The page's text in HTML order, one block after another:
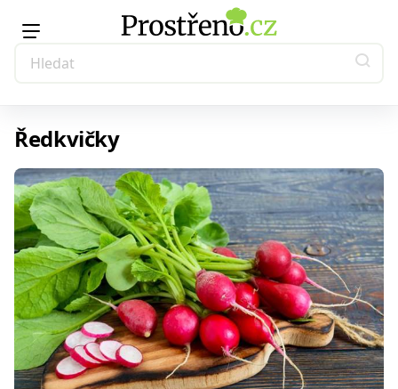
Ředkvičky